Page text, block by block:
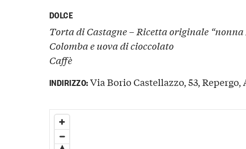
DOLCE
Torta di Castagne – Ricetta originale
Colomba e uova di cioccolato
Caffè
INDIRIZZO:Via Borio Castellazzo, 53, Repergo,